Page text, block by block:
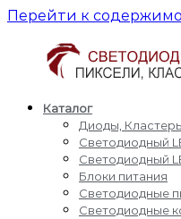
Перейти к
Светодиодные
пиксели
кластеры
Производство
доставка
светодиодные
пиксели,
кластеры,
Каталог
Диоды,
Светодиодный
Светодиодный
Блоки питания
Светодиодные
Светодиодные